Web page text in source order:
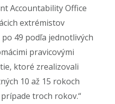
Accountability Office
extrémistov
49 podľa jednotlivých
pravicovými
ktoré zrealizovali
10 až 15 rokoch
troch rokov.“